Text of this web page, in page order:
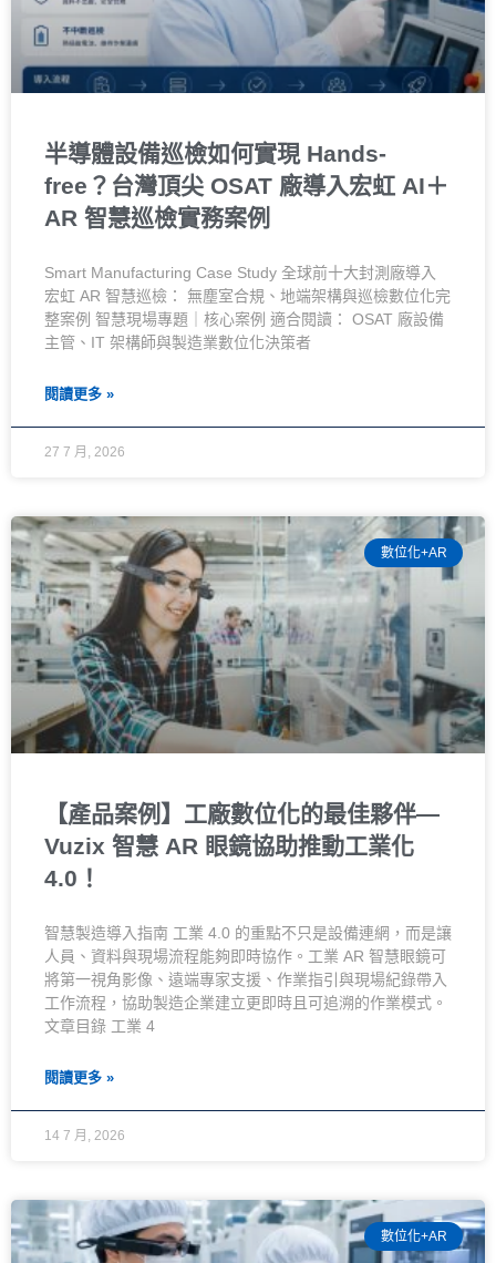
半導體設備巡檢如何實現 Hands-
free？台灣頂尖 OSAT 廠導入宏虹 AI＋
AR 智慧巡檢實務案例
Smart Manufacturing Case Study 全球前十大封測廠導入
宏虹 AR 智慧巡檢： 無塵室合規、地端架構與巡檢數位化完
整案例 智慧現場專題｜核心案例 適合閱讀： OSAT 廠設備
主管、IT 架構師與製造業數位化決策者
閱讀更多 »
27 7 月, 2026
數位化+AR
【產品案例】工廠數位化的最佳夥伴—
Vuzix 智慧 AR 眼鏡協助推動工業化
4.0！
智慧製造導入指南 工業 4.0 的重點不只是設備連網，而是讓
人員、資料與現場流程能夠即時協作。工業 AR 智慧眼鏡可
將第一視角影像、遠端專家支援、作業指引與現場紀錄帶入
工作流程，協助製造企業建立更即時且可追溯的作業模式。
文章目錄 工業 4
閱讀更多 »
14 7 月, 2026
數位化+AR